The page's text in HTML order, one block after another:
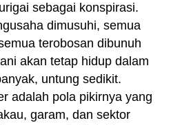
sebagai konspirasi.
dimusuhi, semua
terobosan dibunuh
akan tetap hidup dalam
untung sedikit.
adalah pola pikirnya yang
garam, dan sektor